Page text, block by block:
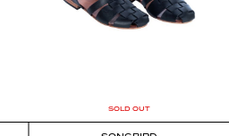
SOLD OUT